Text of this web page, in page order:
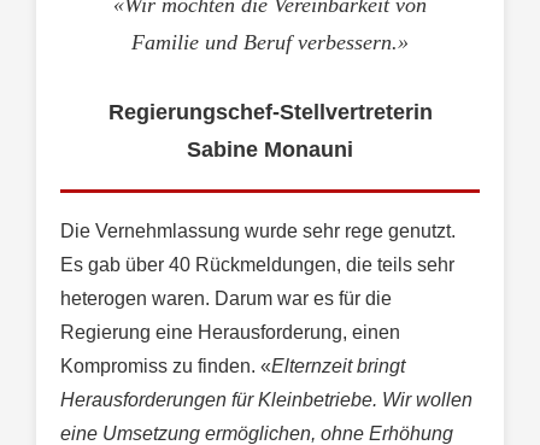
«Wir möchten die Vereinbarkeit von
Familie und Beruf verbessern.»
Regierungschef-Stellvertreterin
Sabine Monauni
Die Vernehmlassung wurde sehr rege genutzt.
Es gab über 40 Rückmeldungen, die teils sehr
heterogen waren. Darum war es für die
Regierung eine Herausforderung, einen
Kompromiss zu finden. «Elternzeit bringt
Herausforderungen für Kleinbetriebe. Wir wollen
eine Umsetzung ermöglichen, ohne Erhöhung